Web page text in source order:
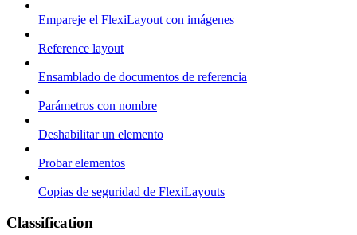
Empareje el FlexiLayout con imágenes
Reference layout
Ensamblado de documentos de referencia
Parámetros con nombre
Deshabilitar un elemento
Probar elementos
Copias de seguridad de FlexiLayouts
Classification